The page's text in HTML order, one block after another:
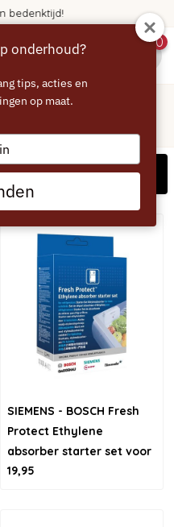
bedenktijd!
0
Filters
SIEMENS - BOSCH Fresh
Protect Ethylene
absorber starter set voor
koelkasten - houdt
19,95
onderhoud?
tips, acties en
op maat.